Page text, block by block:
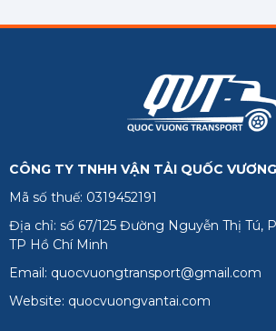
CÔNG TY TNHH VẬN TẢI QUỐC
Mã số thuế: 0319452191
Địa chỉ: số 67/125 Đường Nguyễn Thị Tú,
TP Hồ Chí Minh
Email: quocvuongtransport@gmail.com
Website: quocvuongvantai.com